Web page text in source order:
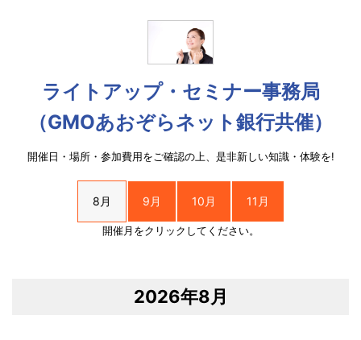
ライトアップ・セミナー事務局
（GMOあおぞらネット銀行共催）
開催日・場所・参加費用をご確認の上、是非新しい知識・体験を!
8月 9月 10月 11月
開催月をクリックしてください。
2026年8月